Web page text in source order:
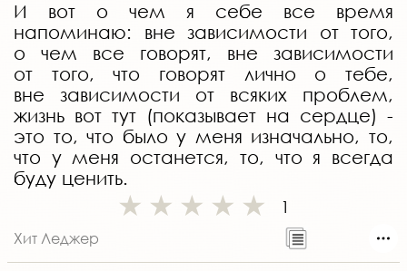
И вот о чем я себе все время
напоминаю: вне зависимости от того,
о чем все говорят, вне зависимости
от того, что говорят лично о тебе,
вне зависимости от всяких проблем,
жизнь вот тут (показывает на сердце) -
это то, что было у меня изначально, то,
что у меня останется, то, что я всегда
буду ценить.
1
Хит Леджер